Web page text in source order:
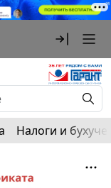
Налоги и